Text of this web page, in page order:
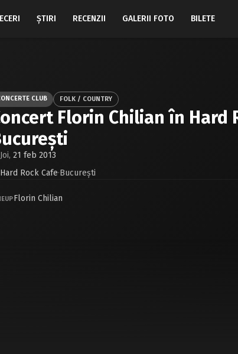
ŞTIRI RECENZII GALERII FOTO BILETE
CLUB FOLK / COUNTRY
Florin Chilian în Hard
Joi, 21 feb 2013
Hard Rock Cafe·Bucureşti
Florin Chilian